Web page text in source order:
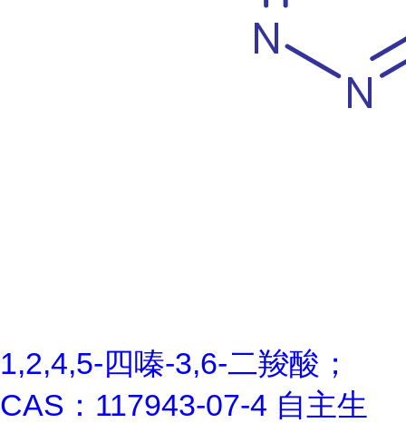
1,2,4,5-四嗪-3,6-二羧酸；
CAS：117943-07-4 自主生